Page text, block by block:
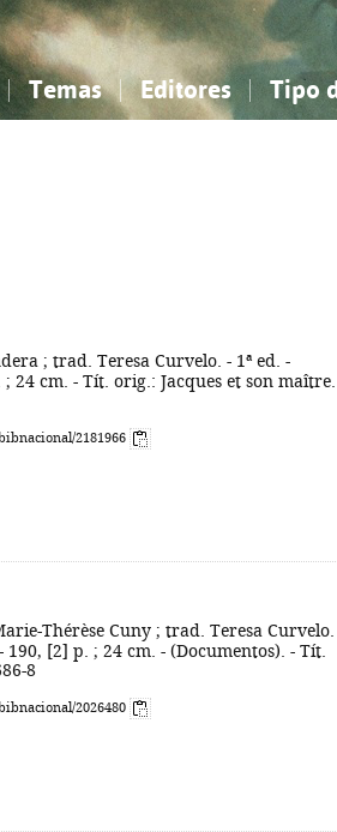
Temas Editores Tipo
; trad. Teresa Curvelo. - 1ª ed. -
24 cm. - Tít. orig.: Jacques et son
2181966
Thérèse Cuny ; trad. Teresa Curvelo.
[2] p. ; 24 cm. - (Documentos). - Tít.
8
2026480